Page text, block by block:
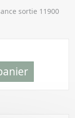
sortie 11900